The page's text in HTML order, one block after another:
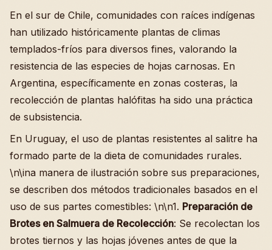
En el sur de Chile, comunidades con raíces indígenas
han utilizado históricamente plantas de climas
templados-fríos para diversos fines, valorando la
resistencia de las especies de hojas carnosas. En
Argentina, específicamente en zonas costeras, la
recolección de plantas halófitas ha sido una práctica
de subsistencia.
En Uruguay, el uso de plantas resistentes al salitre ha
formado parte de la dieta de comunidades rurales.
\n\ina manera de ilustración sobre sus preparaciones,
se describen dos métodos tradicionales basados en el
uso de sus partes comestibles: \n\n1. Preparación de
Brotes en Salmuera de Recolección: Se recolectan los
brotes tiernos y las hojas jóvenes antes de que la